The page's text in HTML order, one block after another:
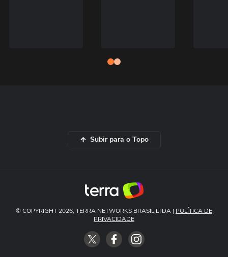
Subir para o Topo
© COPYRIGHT 2026, TERRA NETWORKS BRASIL LTDA | POLÍTICA DE
PRIVACIDADE